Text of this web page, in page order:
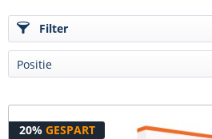
Filter
20% GESPART